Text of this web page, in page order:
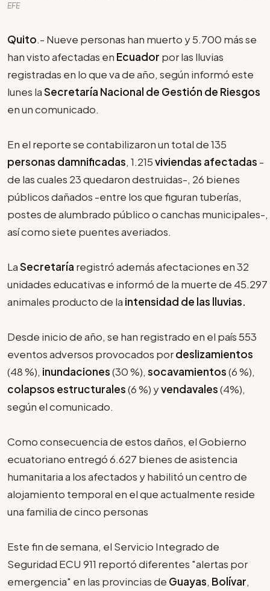
EFE
Quito.- Nueve personas han muerto y 5.700 más se
han visto afectadas en Ecuador por las lluvias
registradas en lo que va de año, según informó este
lunes laSecretaría Nacional de Gestión de Riesgos
en un comunicado.
En el reporte se contabilizaron un total de 135
personas damnificadas, 1.215viviendas afectadas -
de las cuales 23 quedaron destruidas-, 26 bienes
públicos dañados -entre los que figuran tuberías,
postes de alumbrado público o canchas municipales-,
así como siete puentes averiados.
LaSecretaría registró además afectaciones en 32
unidades educativas e informó de la muerte de 45.297
animales producto de la intensidad de las lluvias.
Desde inicio de año, se han registrado en el país 553
eventos adversos provocados pordeslizamientos
(48 %), inundaciones(30 %), socavamientos(6 %),
colapsos estructurales(6 %) yvendavales(4%),
según el comunicado.
Como consecuencia de estos daños, el Gobierno
ecuatoriano entregó 6.627 bienes de asistencia
humanitaria a los afectados y habilitó un centro de
alojamiento temporal en el que actualmente reside
una familia de cinco personas
Este fin de semana, el Servicio Integrado de
Seguridad ECU 911 reportó diferentes "alertas por
emergencia" en las provincias de Guayas, Bolívar,